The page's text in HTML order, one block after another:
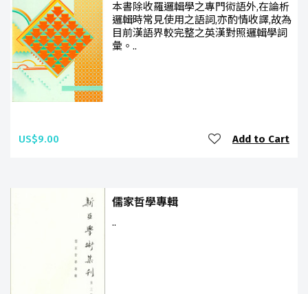
本書除收羅邏輯學之專門術語外,在論析
邏輯時常見使用之語詞,亦酌情收譯,故為
目前漢語界較完整之英漢對照邏輯學詞
彙。..
US$9.00 Add to Cart
儒家哲學專輯
..